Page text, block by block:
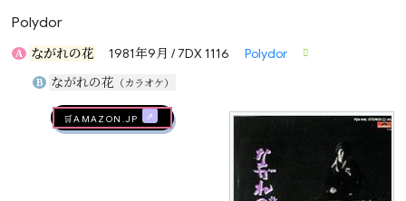
Polydor
A ながれの花 1981年9月 / 7DX 1116 Polydor
B ながれの花 （カラオケ）
🛒AMAZON.jp